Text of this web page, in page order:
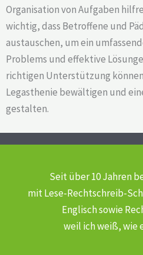
Organisation von Aufgaben
wichtig, dass Betroffene und
austauschen, um ein
Problems und effektive
richtigen Unterstützung
Legasthenie bewältigen und
gestalten.
Seit über 10 Jahren
mit Lese-Rechtschreib-
Englisch sowie
weil ich weiß, wie